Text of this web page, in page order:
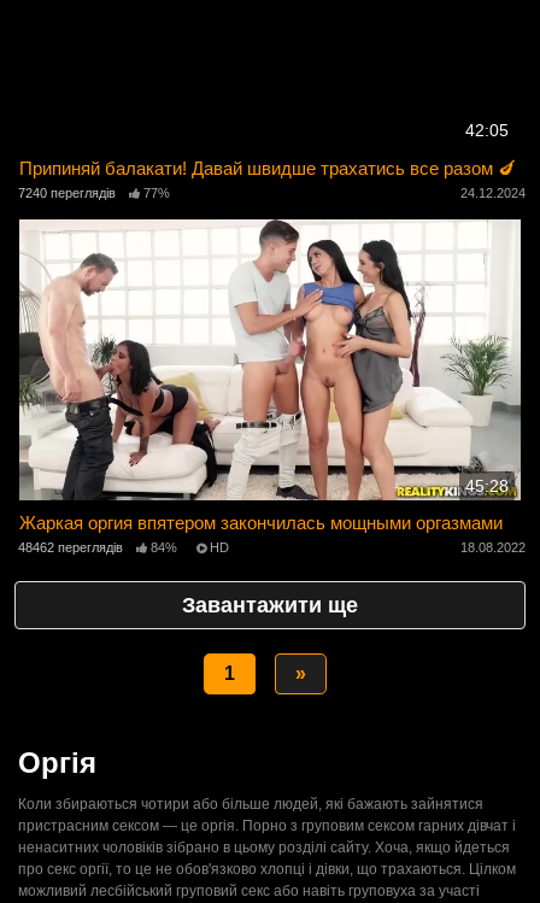
42:05
Припиняй балакати! Давай швидше трахатись все разом 🍆
7240 переглядів 77% 24.12.2024
45:28
Жаркая оргия впятером закончилась мощными оргазмами
48462 переглядів 84% HD 18.08.2022
Завантажити ще
1 »
Оргія
Коли збираються чотири або більше людей, які бажають зайнятися
пристрасним сексом — це оргія. Порно з груповим сексом гарних дівчат і
ненаситних чоловіків зібрано в цьому розділі сайту. Хоча, якщо йдеться
про секс оргії, то це не обов'язково хлопці і дівки, що трахаються. Цілком
можливий лесбійський груповий секс або навіть груповуха за участі